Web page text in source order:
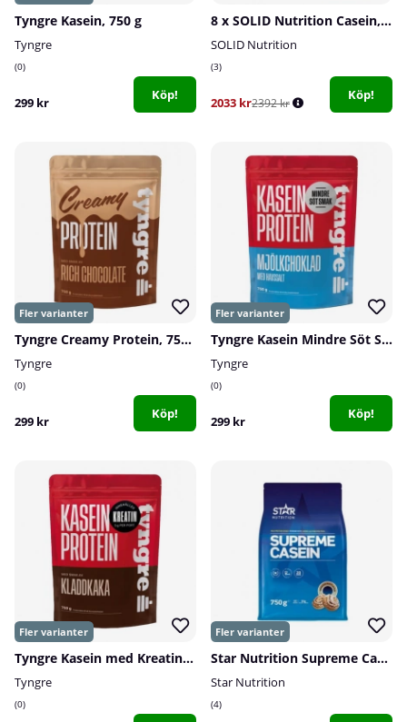
Tyngre Kasein, 750 g
Tyngre
0
299 kr Köp!
8 x SOLID Nutrition Casein, 750 g
SOLID Nutrition
3
2033 kr2392 kr
Köp!
Tyngre Creamy Protein, 750 g
Tyngre
0
299 kr Köp!
Tyngre Kasein Mindre Söt Smak, 750 g
Tyngre
0
299 kr Köp!
Tyngre Kasein med Kreatin, 750 g
Tyngre
0
Star Nutrition Supreme Casein, 750 g
Star Nutrition
4